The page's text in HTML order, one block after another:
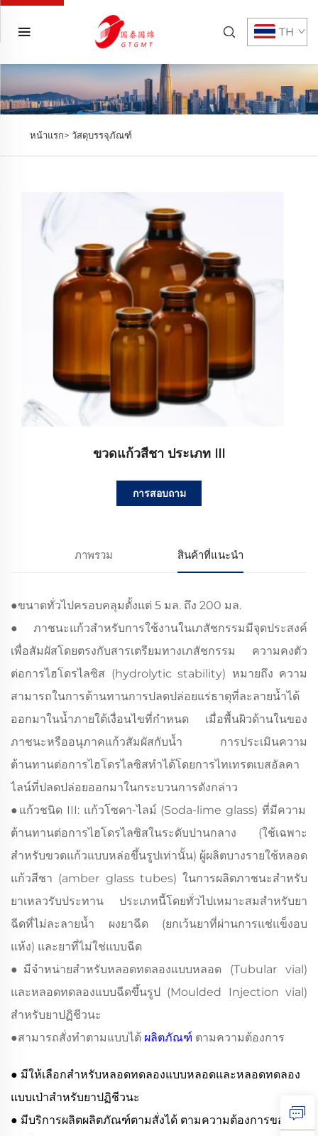
TH
หน้าแรก> วัสดุบรรจุภัณฑ์
ขวดแก้วสีชา ประเภท III
การสอบถาม
ภาพรวม สินค้าที่แนะนำ
●ขนาดทั่วไปครอบคลุมตั้งแต่ 5 มล. ถึง 200 มล.
● ภาชนะแก้วสำหรับการใช้งานในเภสัชกรรมมีจุดประสงค์
เพื่อสัมผัสโดยตรงกับสารเตรียมทางเภสัชกรรม ความคงตัว
ต่อการไฮโดรไลซิส (hydrolytic stability) หมายถึง ความ
สามารถในการต้านทานการปลดปล่อยแร่ธาตุที่ละลายน้ำได้
ออกมาในน้ำภายใต้เงื่อนไขที่กำหนด เมื่อพื้นผิวด้านในของ
ภาชนะหรืออนุภาคแก้วสัมผัสกับน้ำ การประเมินความ
ต้านทานต่อการไฮโดรไลซิสทำได้โดยการไทเทรตเบสอัลคา
ไลน์ที่ปลดปล่อยออกมาในกระบวนการดังกล่าว
● แก้วชนิด III: แก้วโซดา-ไลม์ (Soda-lime glass) ที่มีความ
ต้านทานต่อการไฮโดรไลซิสในระดับปานกลาง (ใช้เฉพาะ
สำหรับขวดแก้วแบบหล่อขึ้นรูปเท่านั้น) ผู้ผลิตบางรายใช้หลอด
แก้วสีชา (amber glass tubes) ในการผลิตภาชนะสำหรับ
ยาเหลวรับประทาน ประเภทนี้โดยทั่วไปเหมาะสมสำหรับยา
ฉีดที่ไม่ละลายน้ำ ผงยาฉีด (ยกเว้นยาที่ผ่านการแช่แข็งอบ
แห้ง) และยาที่ไม่ใช่แบบฉีด
● มีจำหน่ายสำหรับหลอดทดลองแบบหลอด (Tubular vial)
และหลอดทดลองแบบฉีดขึ้นรูป (Moulded Injection vial)
สำหรับยาปฏิชีวนะ
●สามารถสั่งทำตามแบบได้ ผลิตภัณฑ์ ตามความต้องการ
● มีให้เลือกสำหรับหลอดทดลองแบบหลอดและหลอดทดลอง
แบบเป่าสำหรับยาปฏิชีวนะ
● มีบริการผลิตผลิตภัณฑ์ตามสั่งได้ ตามความต้องการของ